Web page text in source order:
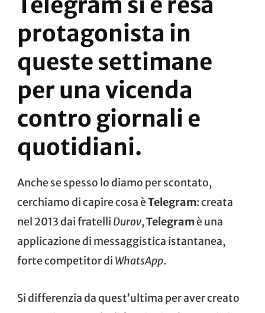
protagonista in
queste settimane
per una vicenda
contro giornali e
quotidiani.
Anche se spesso lo diamo per scontato,
cerchiamo di capire cosa èTelegram: creata
nel 2013 dai fratelli Durov,Telegramè una
applicazione di messaggistica istantanea,
forte competitor di WhatsApp.
Si differenzia da quest’ultima per aver creato